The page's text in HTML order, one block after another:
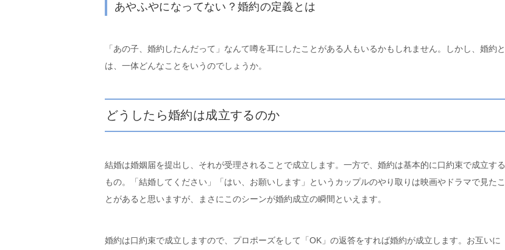
あやふやになってない？婚約の定義とは
「あの子、婚約したんだって」なんて噂を耳にしたことがある人もいるかもしれません。しかし、婚約と
は、一体どんなことをいうのでしょうか。
どうしたら婚約は成立するのか
結婚は婚姻届を提出し、それが受理されることで成立します。一方で、婚約は基本的に口約束で成立する
もの。「結婚してください」「はい、お願いします」というカップルのやり取りは映画やドラマで見たこ
とがあると思いますが、まさにこのシーンが婚約成立の瞬間といえます。
婚約は口約束で成立しますので、プロポーズをして「OK」の返答をすれば婚約が成立します。お互いに